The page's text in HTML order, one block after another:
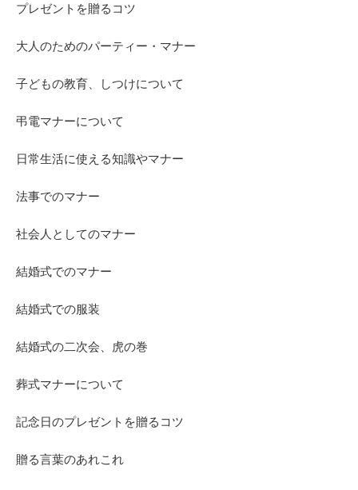
プレゼントを贈るコツ
大人のためのパーティー・マナー
子どもの教育、しつけについて
弔電マナーについて
日常生活に使える知識やマナー
法事でのマナー
社会人としてのマナー
結婚式でのマナー
結婚式での服装
結婚式の二次会、虎の巻
葬式マナーについて
記念日のプレゼントを贈るコツ
贈る言葉のあれこれ